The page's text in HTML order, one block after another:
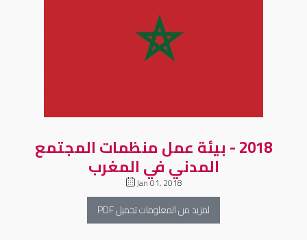
2018 - بيئة عمل منظمات المجتمع
المدني في المغرب
Jan 01, 2018
لمزيد من المعلومات تحميل PDF